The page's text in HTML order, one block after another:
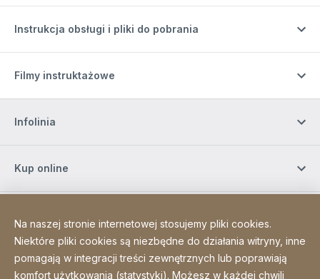
Instrukcja obsługi i pliki do pobrania
Filmy instruktażowe
Infolinia
Kup online
Media społecznościowe
Na naszej stronie internetowej stosujemy pliki cookies.
Niektóre pliki cookies są niezbędne do działania witryny, inne
pomagają w integracji treści zewnętrznych lub poprawiają
komfort użytkowania (statystyki). Możesz w każdej chwili